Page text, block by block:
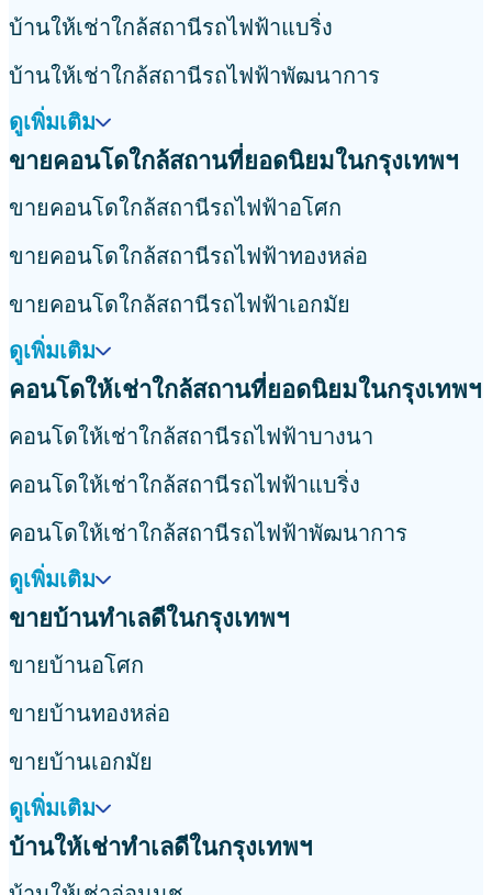
บ้านให้เช่าใกล้สถานีรถไฟฟ้าแบริ่ง
บ้านให้เช่าใกล้สถานีรถไฟฟ้าพัฒนาการ
ดูเพิ่มเติม
ขายคอนโดใกล้สถานที่ยอดนิยมในกรุงเทพฯ
ขายคอนโดใกล้สถานีรถไฟฟ้าอโศก
ขายคอนโดใกล้สถานีรถไฟฟ้าทองหล่อ
ขายคอนโดใกล้สถานีรถไฟฟ้าเอกมัย
ดูเพิ่มเติม
คอนโดให้เช่าใกล้สถานที่ยอดนิยมในกรุงเทพฯ
คอนโดให้เช่าใกล้สถานีรถไฟฟ้าบางนา
คอนโดให้เช่าใกล้สถานีรถไฟฟ้าแบริ่ง
คอนโดให้เช่าใกล้สถานีรถไฟฟ้าพัฒนาการ
ดูเพิ่มเติม
ขายบ้านทำเลดีในกรุงเทพฯ
ขายบ้านอโศก
ขายบ้านทองหล่อ
ขายบ้านเอกมัย
ดูเพิ่มเติม
บ้านให้เช่าทำเลดีในกรุงเทพฯ